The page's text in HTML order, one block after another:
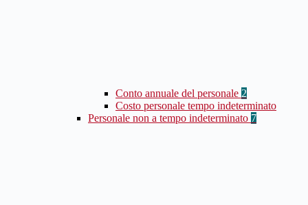
Conto annuale del personale 2
Costo personale tempo indeterminato
Personale non a tempo indeterminato 7